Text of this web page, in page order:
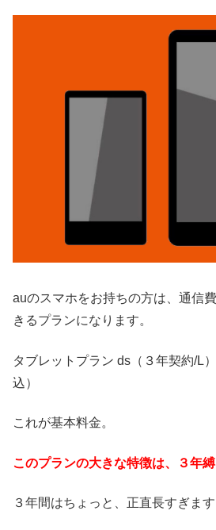
auのスマホをお持ちの方は、通信
きるプランになります。
タブレットプラン ds（３年契約/L
込）
これが基本料金。
このプランの大きな特徴は、３年縛
３年間はちょっと、正直長すぎま